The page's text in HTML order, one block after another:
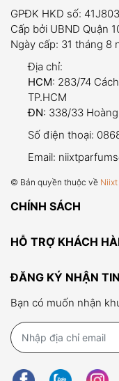
Yêu cầu: Sản
chưa qua sử
kèm.
trọn đời sản
Nếu trong quá
trạng tắc
để đượcthay
Sản phẩm đã
không còn tình
Quá thời hạn
GPĐK HKD số:
Cấp bởi UBND Quận
Ngày cấp: 31 tháng 8
Địa chỉ:
HCM: 283/74
TP.HCM
ĐN: 338/33
Số điện thoại:
Email:
© Bản quyền thuộc về
CHÍNH SÁCH
HỖ TRỢ KHÁCH
ĐĂNG KÝ NHẬN TIN
Bạn có muốn nhận